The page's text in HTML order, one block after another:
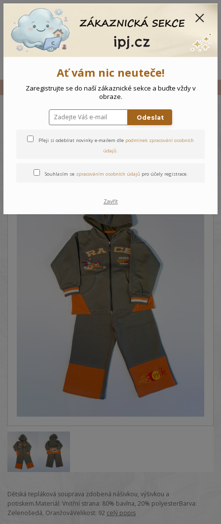
Vše Dětská tepláková souprava Formule
Dětská tepláková souprava
Formule
Dětská tepláková souprava zdobená nášivkou, výšivkou a
potiskem.Materiál: Vnitřní strana: 80% bavlna, 20% polyesterBarva:
Zelenošedá, OranžováVelikost: 92 celý popis
Ať vám nic neuteče!
Zaregistrujte se do naší zákaznické sekce a buďte vždy v
obraze.
Odeslat
Přeji si odebírat novinky e-mailem dle podmínek zpracování osobních
údajů.
Souhlasím se zpracováním osobních údajů pro účely registrace.
Zavřít